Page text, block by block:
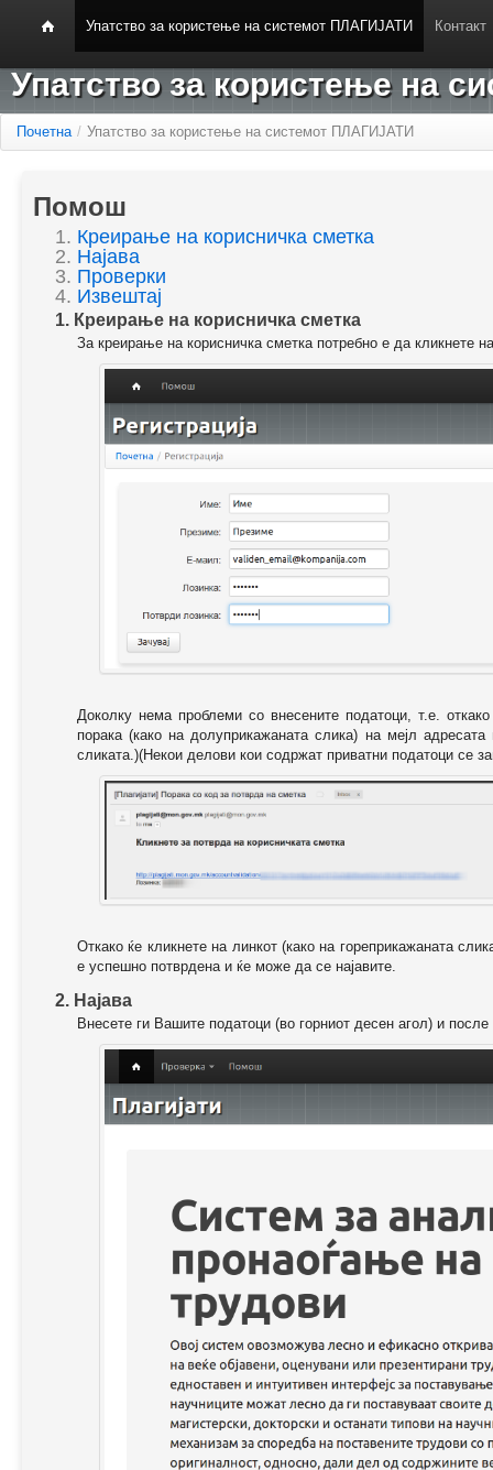
Упатство за користење на системот ПЛАГИЈАТИ Контакт
Упатство за користење на
Почетна / Упатство за користење на системот ПЛАГИЈАТИ
Помош
1. Креирање на корисничка сметка
2. Најава
3. Проверки
4. Извештај
1. Креирање на корисничка сметка
За креирање на корисничка сметка потребно е да кликнете
Доколку нема проблеми со внесените податоци, т.е.
порака (како на долуприкажаната слика) на мејл
сликата.)(Некои делови кои содржат приватни податоци се
Откако ќе кликнете на линкот (како на гореприкажаната
е успешно потврдена и ќе може да се најавите.
2. Најава
Внесете ги Вашите податоци (во горниот десен агол) и